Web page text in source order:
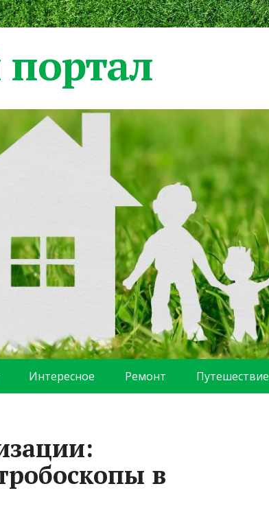
Интересное Ремонт Путешествие
в